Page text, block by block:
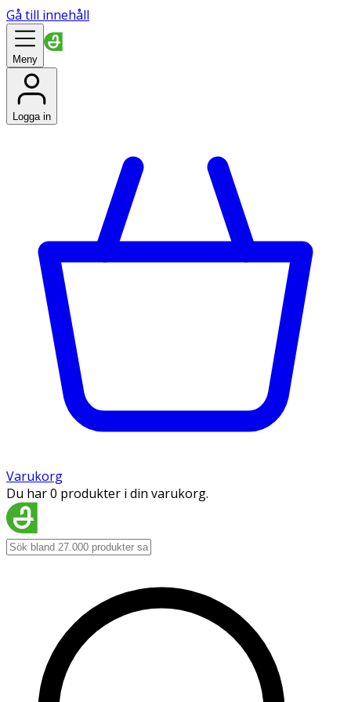
Gå till innehåll
Meny
Logga in
Varukorg
Du har 0 produkter i din varukorg.